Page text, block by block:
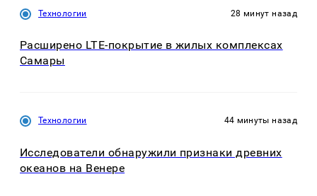
Технологии 28 минут назад
Расширено LTE-покрытие в жилых комплексах
Самары
Технологии 44 минуты назад
Исследователи обнаружили признаки древних
океанов на Венере